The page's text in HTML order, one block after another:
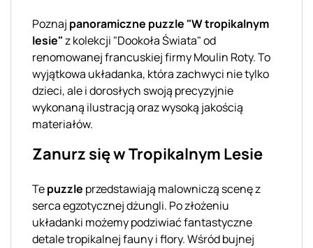
Poznaj panoramiczne puzzle "W tropikalnym
lesie"z kolekcji "Dookoła Świata" od
renomowanej francuskiej firmy Moulin Roty. To
wyjątkowa układanka, która zachwyci nie tylko
dzieci, ale i dorosłych swoją precyzyjnie
wykonaną ilustracją oraz wysoką jakością
materiałów.
Zanurz się w Tropikalnym Lesie
Tepuzzle przedstawiają malowniczą scenę z
serca egzotycznej dżungli. Po złożeniu
układanki możemy podziwiać fantastyczne
detale tropikalnej fauny i flory. Wśród bujnej